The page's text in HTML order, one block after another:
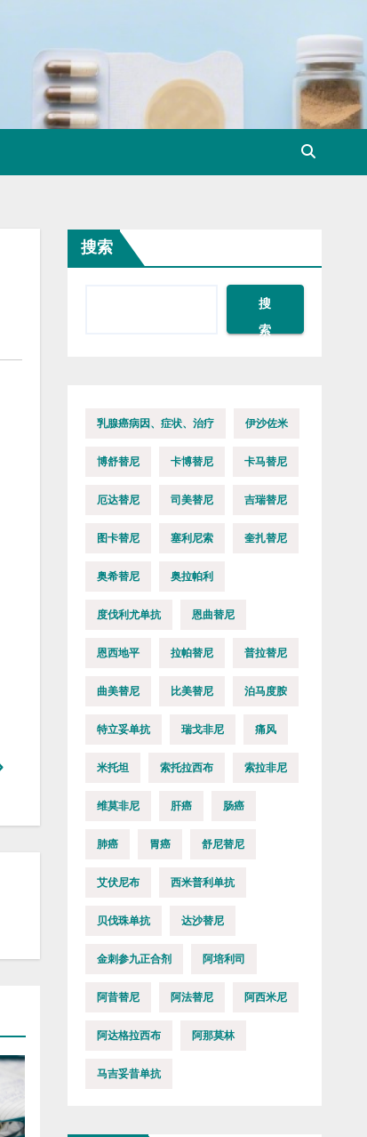
搜索
搜
索
乳腺癌病因、症状、治疗 伊沙佐米
博舒替尼 卡博替尼 卡马替尼
厄达替尼 司美替尼 吉瑞替尼
图卡替尼 塞利尼索 奎扎替尼
奥希替尼 奥拉帕利
度伐利尤单抗 恩曲替尼
恩西地平 拉帕替尼 普拉替尼
曲美替尼 比美替尼 泊马度胺
特立妥单抗 瑞戈非尼 痛风
米托坦 索托拉西布 索拉非尼
维莫非尼 肝癌 肠癌
肺癌 胃癌 舒尼替尼
艾伏尼布 西米普利单抗
贝伐珠单抗 达沙替尼
金刺参九正合剂 阿培利司
阿昔替尼 阿法替尼 阿西米尼
阿达格拉西布 阿那莫林
马吉妥昔单抗